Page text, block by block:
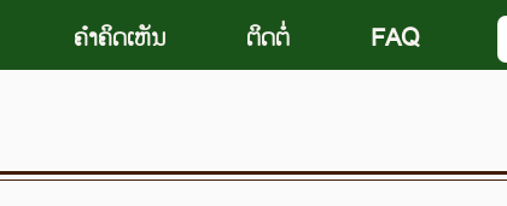
ຄຳຄິດເຫັນ ຕິດຕໍ່ FAQ